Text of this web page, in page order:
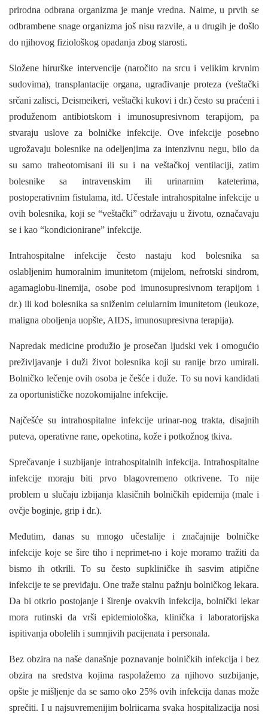
prirodna odbrana organizma je manje vredna. Naime, u prvih se
odbrambene snage organizma još nisu razvile, a u drugih je došlo
do njihovog fiziološkog opadanja zbog starosti.
Složene hirurške intervencije (naročito na srcu i velikim krvnim
sudovima), transplantacije organa, ugrađivanje proteza (veštački
srčani zalisci, Deismeikeri, veštački kukovi i dr.) često su praćeni i
produženom antibiotskom i imunosupresivnom terapijom, pa
stvaraju uslove za bolničke infekcije. Ove infekcije posebno
ugrožavaju bolesnike na odeljenjima za intenzivnu negu, bilo da
su samo traheotomisani ili su i na veštačkoj ventilaciji, zatim
bolesnike sa intravenskim ili urinarnim kate­terima,
postoperativnim fistulama, itd. Učestale intrahospitalne infekcije u
ovih bolesnika, koji se “veštački” održavaju u životu, označavaju
se i kao “kondicionirane” infekcije.
Intrahospitalne infekcije često nastaju kod bolesnika sa
oslabljenim humoralnim imunite­tom (mijelom, nefrotski sindrom,
agamaglobu-linemija, osobe pod imunosupresivnom terapi­jom i
dr.) ili kod bolesnika sa sniženim celularnim imunitetom (leukoze,
maligna oboljenja uopšte, AIDS, imunosupresivna terapija).
Napredak medicine produžio je prosečan ljudski vek i omogućio
preživljavanje i duži život bolesnika koji su ranije brzo umirali.
Bolničko lečenje ovih osoba je češće i duže. To su novi kan­didati
za oportunističke nozokomijalne infekcije.
Najčešće su intrahospitalne infekcije urinar-nog trakta, disajnih
puteva, operativne rane, opekotina, kože i potkožnog tkiva.
Sprečavanje i suzbijanje intrahospitalnih infekcija. Intrahospitalne
infekcije moraju biti prvo blagovremeno otkrivene. To nije
problem u slučaju izbijanja klasičnih bolničkih epidemija (male i
ovčje boginje, grip i dr.).
Međutim, danas su mnogo učestalije i značaj­nije bolničke
infekcije koje se šire tiho i neprimet-no i koje moramo tražiti da
bismo ih otkrili. To su često supkliničke ih sasvim atipične
infekcije te se previđaju. One traže stalnu pažnju bolničkog lekara.
Da bi otkrio postojanje i širenje ovakvih infekcija, bolnički lekar
mora rutinski da vrši epi­demiološka, klinička i laboratorijska
ispitivanja obolelih i sumnjivih pacijenata i personala.
Bez obzira na naše današnje poznavanje bolničkih infekcija i bez
obzira na sredstva kojima raspolažemo za njihovo suzbijanje,
opšte je miš­ljenje da se samo oko 25% ovih infekcija danas može
sprečiti. I u najsuvremenijim bolriicarna svaka hospitalizacija nosi